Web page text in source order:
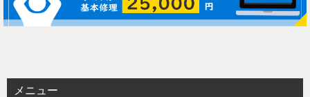
ー
ンメニュー